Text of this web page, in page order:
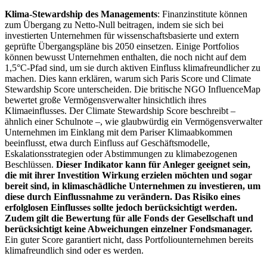
Klima-Stewardship des Managements: Finanzinstitute können
zum Übergang zu Netto-Null beitragen, indem sie sich bei
investierten Unternehmen für wissenschaftsbasierte und extern
geprüfte Übergangspläne bis 2050 einsetzen. Einige Portfolios
können bewusst Unternehmen enthalten, die noch nicht auf dem
1,5°C-Pfad sind, um sie durch aktiven Einfluss klimafreundlicher zu
machen. Dies kann erklären, warum sich Paris Score und Climate
Stewardship Score unterscheiden. Die britische NGO InfluenceMap
bewertet große Vermögensverwalter hinsichtlich ihres
Klimaeinflusses. Der Climate Stewardship Score beschreibt –
ähnlich einer Schulnote –, wie glaubwürdig ein Vermögensverwalter
Unternehmen im Einklang mit dem Pariser Klimaabkommen
beeinflusst, etwa durch Einfluss auf Geschäftsmodelle,
Eskalationsstrategien oder Abstimmungen zu klimabezogenen
Beschlüssen. Dieser Indikator kann für Anleger geeignet sein,
die mit ihrer Investition Wirkung erzielen möchten und sogar
bereit sind, in klimaschädliche Unternehmen zu investieren, um
diese durch Einflussnahme zu verändern. Das Risiko eines
erfolglosen Einflusses sollte jedoch berücksichtigt werden.
Zudem gilt die Bewertung für alle Fonds der Gesellschaft und
berücksichtigt keine Abweichungen einzelner Fondsmanager.
Ein guter Score garantiert nicht, dass Portfoliounternehmen bereits
klimafreundlich sind oder es werden.